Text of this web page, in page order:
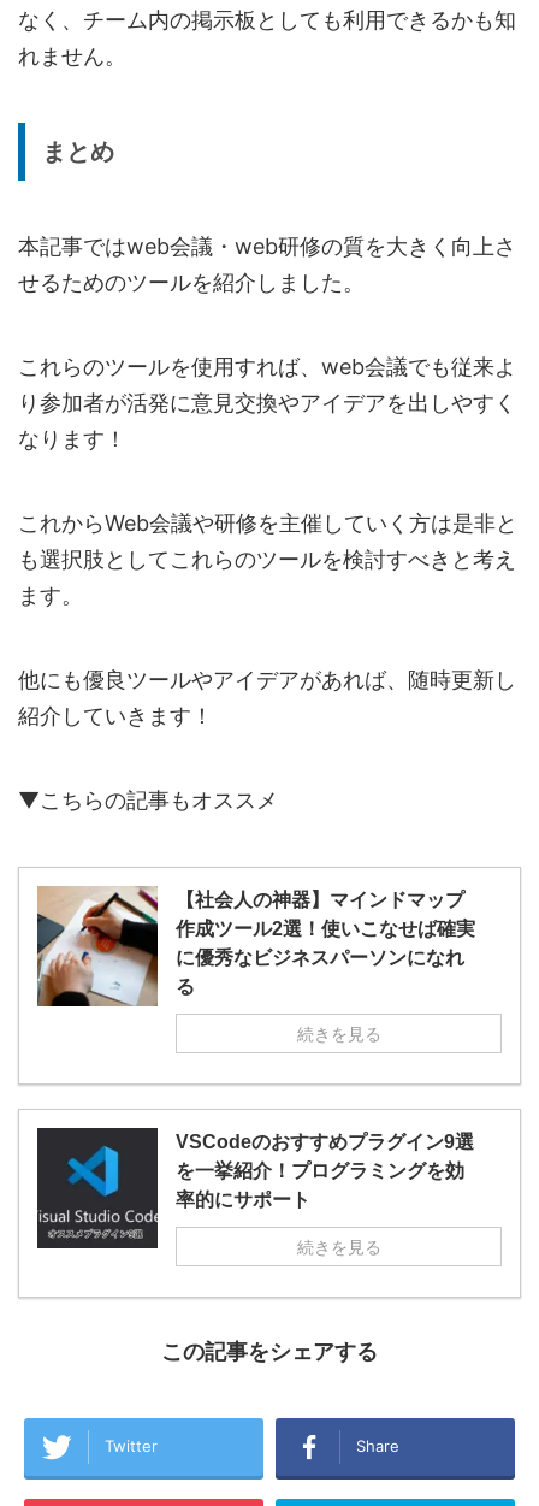
なく、チーム内の掲示板としても利用できるかも知
れません。
まとめ
本記事ではweb会議・web研修の質を大きく向上さ
せるためのツールを紹介しました。
これらのツールを使用すれば、web会議でも従来よ
り参加者が活発に意見交換やアイデアを出しやすく
なります！
これからWeb会議や研修を主催していく方は是非と
も選択肢としてこれらのツールを検討すべきと考え
ます。
他にも優良ツールやアイデアがあれば、随時更新し
紹介していきます！
▼こちらの記事もオススメ
【社会人の神器】マインドマップ
作成ツール2選！使いこなせば確実
に優秀なビジネスパーソンになれ
る
続きを見る
VSCodeのおすすめプラグイン9選
を一挙紹介！プログラミングを効
率的にサポート
続きを見る
この記事をシェアする
Twitter Share